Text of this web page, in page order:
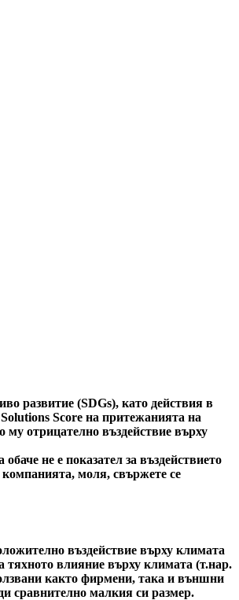
развитие (SDGs), като действия в
Score на притежанията на
му отрицателно въздействие върху
не е показател за въздействието
моля, свържете се
въздействие върху климата
тяхното влияние върху климата (т.нар.
както фирмени, така и външни
сравнително малкия си размер.